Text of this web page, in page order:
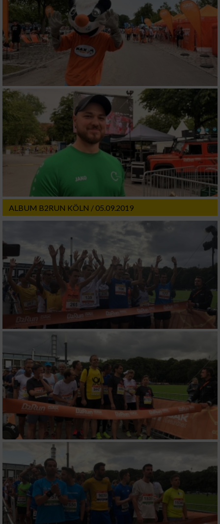
ALBUM B2RUN KÖLN / 05.09.2019